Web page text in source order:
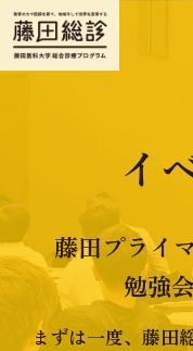
イ
藤田プライ
勉強
まずは一度、藤田